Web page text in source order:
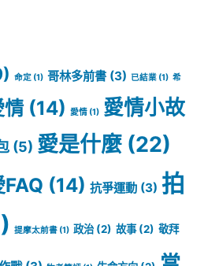
命定 (1) 哥林多前書 (3) 已結業 (1) 希
情(14) 愛情 (1) 愛情小故
(5) 愛是什麼 (22)
FAQ (14) 抗爭運動 (3) 拍
提摩太前書 (1) 政治(2) 故事(2) 敬拜